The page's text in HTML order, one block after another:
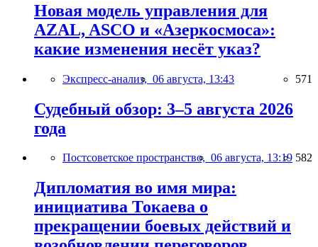
Новая модель управления для
AZAL, ASCO и «Азеркосмоса»:
какие изменения несёт указ?
Экспресс-анализ, 06 августа, 13:43 571
Судебный обзор: 3–5 августа 2026
года
Постсоветское пространство, 06 августа, 13:19 582
Дипломатия во имя мира:
инициатива Токаева о
прекращении боевых действий и